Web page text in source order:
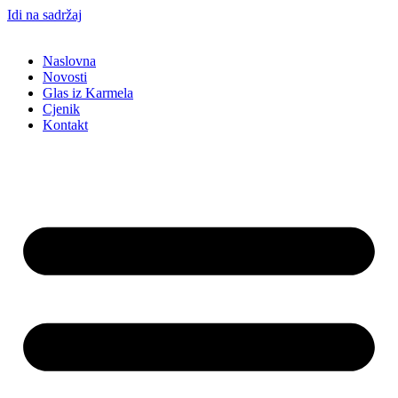
Idi na sadržaj
Naslovna
Novosti
Glas iz Karmela
Cjenik
Kontakt